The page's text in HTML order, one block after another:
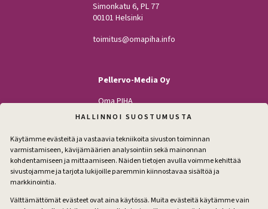
HALLINNOI SUOSTUMUSTA
Käytämme evästeitä ja vastaavia tekniikoita sivuston toiminnan
varmistamiseen, kävijämäärien analysointiin sekä mainonnan
kohdentamiseen ja mittaamiseen. Näiden tietojen avulla voimme kehittää
sivustojamme ja tarjota lukijoille paremmin kiinnostavaa sisältöä ja
markkinointia.
Välttämättömät evästeet ovat aina käytössä. Muita evästeitä käytämme vain
Simonkatu 6, PL 77
00101 Helsinki
toimitus@omapiha.info
Pellervo-Media Oy
Oma PIHA
Kodin Pellervo
Maatilan Pellervo
Facebook
Instagram